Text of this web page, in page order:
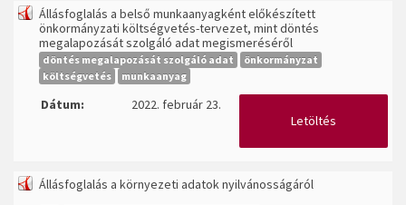
Állásfoglalás a belső munkaanyagként előkészített
önkormányzati költségvetés-tervezet, mint döntés
megalapozását szolgáló adat megismeréséről
döntés megalapozását szolgáló adat
önkormányzat
költségvetés
munkaanyag
Dátum:
2022. február 23.
Letöltés
Állásfoglalás a környezeti adatok nyilvánosságáról